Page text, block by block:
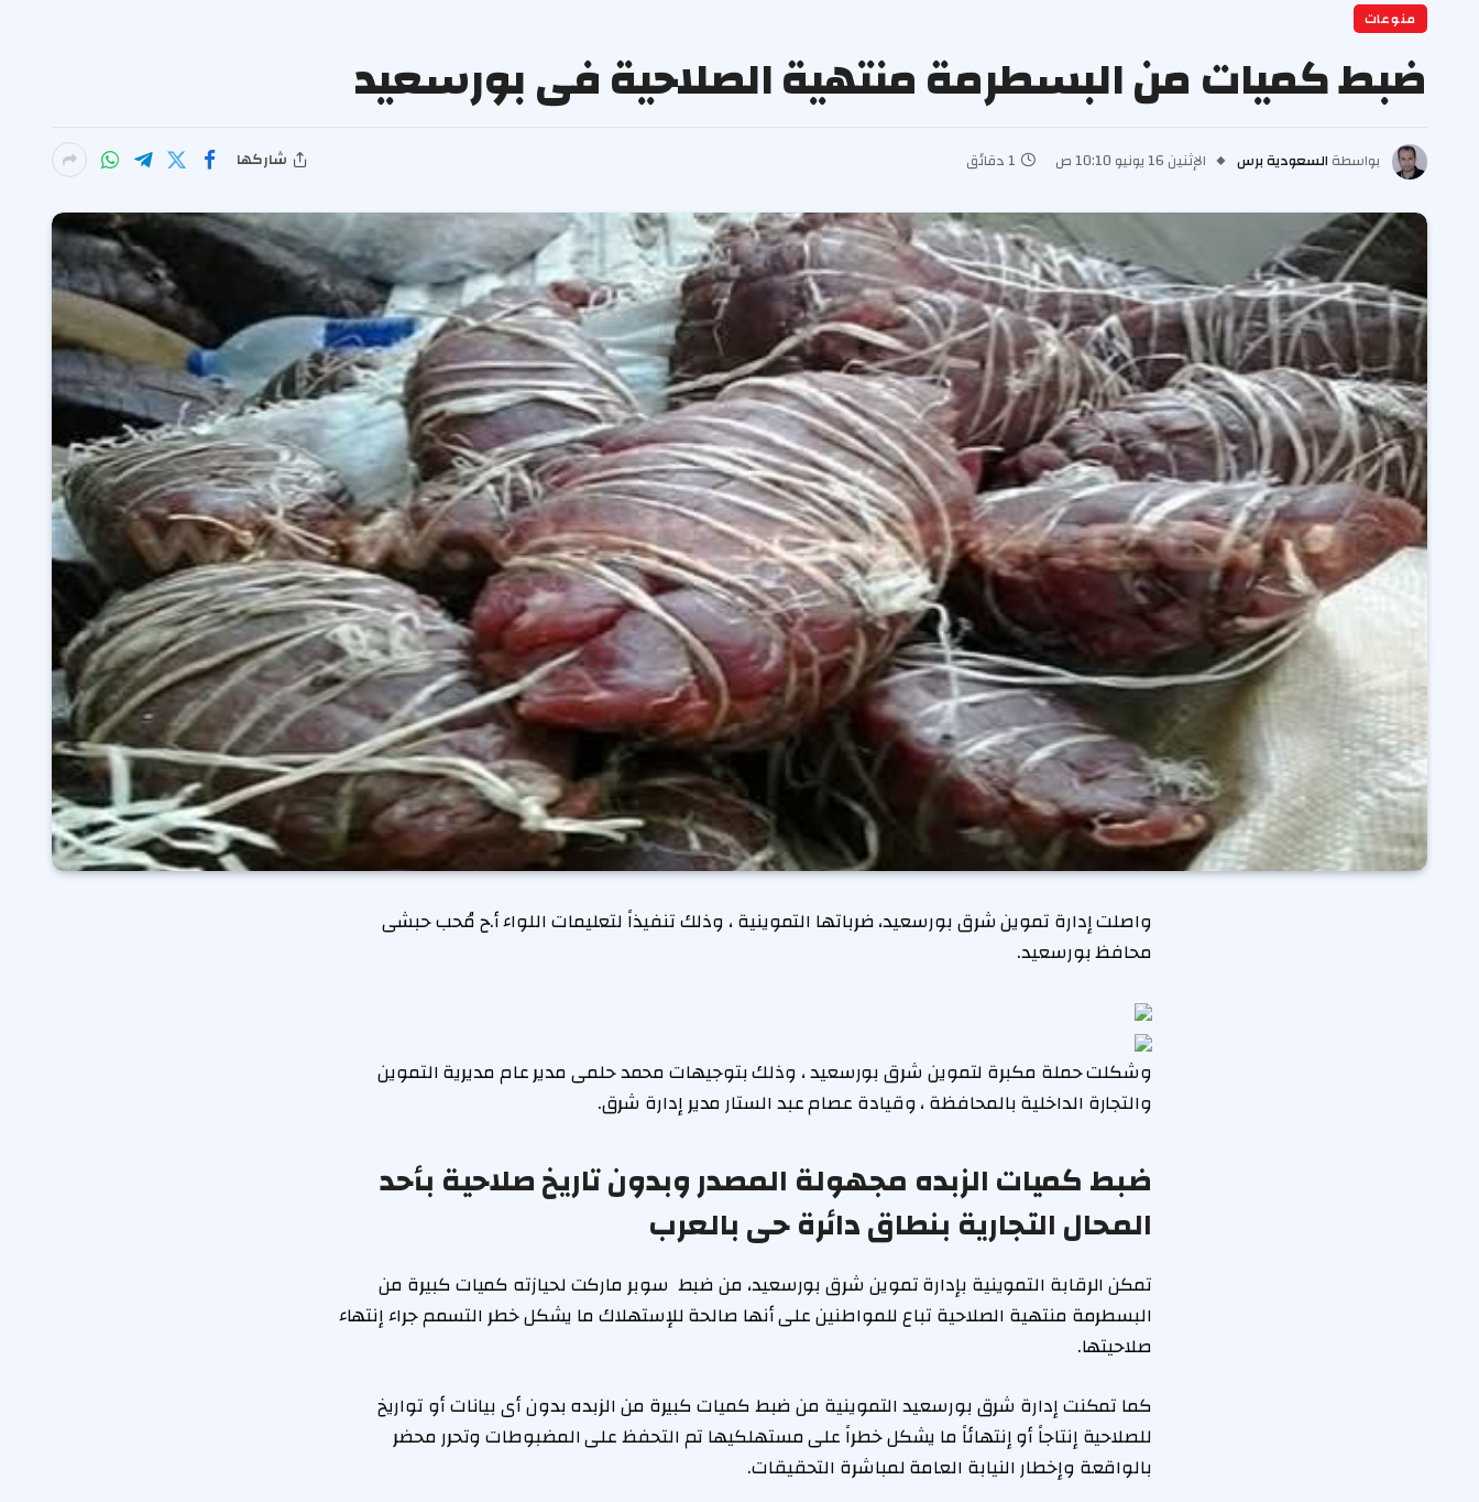
منوعات
ضبط كميات من البسطرمة منتهية الصلاحية فى بورسعيد
بواسطة السعودية برس الإثنين 16 يونيو 10:10 ص 1 دقائق شاركها
واصلت إدارة تموين شرق بورسعيد، ضرباتها التموينية ، وذلك تنفيذاً لتعليمات اللواء أ.ح مُحب حبشى
محافظ بورسعيد.
وشكلت حملة مكبرة لتموين شرق بورسعيد ، وذلك بتوجيهات محمد حلمى مدير عام مديرية التموين
والتجارة الداخلية بالمحافظة ، وقيادة عصام عبد الستار مدير إدارة شرق.
ضبط كميات الزبده مجهولة المصدر وبدون تاريخ صلاحية بأحد
المحال التجارية بنطاق دائرة حى بالعرب
تمكن الرقابة التموينية بإدارة تموين شرق بورسعيد، من ضبط سوبر ماركت لحيازته كميات كبيرة من
البسطرمة منتهية الصلاحية تباع للمواطنين على أنها صالحة للإستهلاك ما يشكل خطر التسمم جراء إنتهاء
صلاحيتها.
كما تمكنت إدارة شرق بورسعيد التموينية من ضبط كميات كبيرة من الزبده بدون أى بيانات أو تواريخ
للصلاحية إنتاجاً أو إنتهائاً ما يشكل خطراً على مستهلكيها تم التحفظ على المضبوطات وتحرر محضر
بالواقعة وإخطار النيابة العامة لمباشرة التحقيقات.